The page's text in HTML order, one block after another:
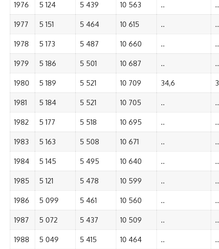
1976 5 124 5 439 10 563 .. ..
1977 5 151 5 464 10 615 .. ..
1978 5 173 5 487 10 660 .. ..
1979 5 186 5 501 10 687 .. ..
1980 5 189 5 521 10 709 34,6
1981 5 184 5 521 10 705 .. ..
1982 5 177 5 518 10 695 .. ..
1983 5 163 5 508 10 671 .. ..
1984 5 145 5 495 10 640 .. ..
1985 5 121 5 478 10 599 .. ..
1986 5 099 5 461 10 560 .. ..
1987 5 072 5 437 10 509 .. ..
1988 5 049 5 415 10 464 .. ..